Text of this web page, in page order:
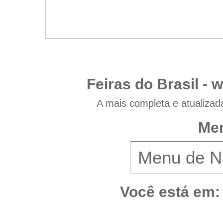
Feiras do Brasil -
A mais completa e
Você está em: